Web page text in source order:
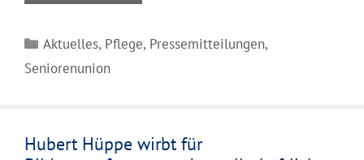
Kategorien
Aktuelles, Pflege, Pressemitteilungen,
Seniorenunion
Hubert Hüppe wirbt für